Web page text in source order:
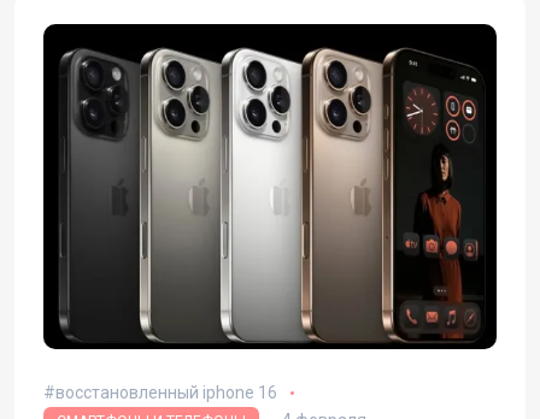
восстановленный iphone 16